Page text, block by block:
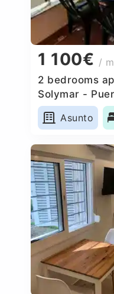
1 100€ /
2 bedrooms
Solymar -
Asunto